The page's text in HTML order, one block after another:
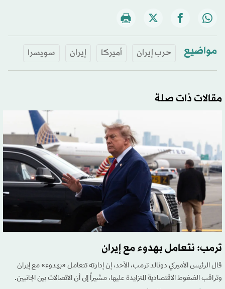
مواضيع حرب إيران أميركا إيران سويسرا
مقالات ذات صلة
ترمب: نتعامل بهدوء مع إيران
قال الرئيس الأميركي دونالد ترمب، الأحد، إن إدارته تتعامل «بهدوء» مع إيران
وتراقب الضغوط الاقتصادية المتزايدة عليها، مشيراً إلى أن الاتصالات بين الجانبين.